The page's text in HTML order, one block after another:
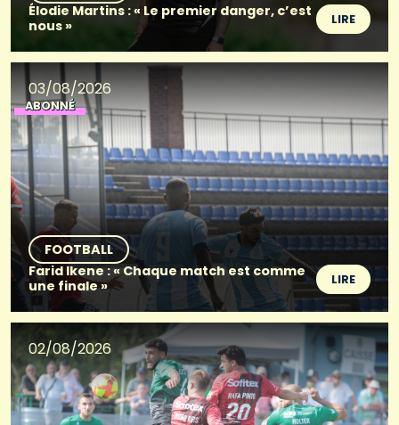
Élodie Martins : « Le premier danger, c’est
nous »
LIRE
03/08/2026
ABONNÉ
FOOTBALL
Farid Ikene : « Chaque match est comme
une finale »
LIRE
02/08/2026